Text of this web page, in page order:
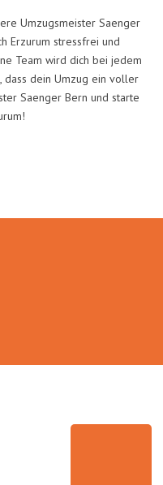
Umzugsmeister Saenger
Erzurum stressfrei und
Team wird dich bei jedem
dass dein Umzug ein voller
Saenger Bern und starte